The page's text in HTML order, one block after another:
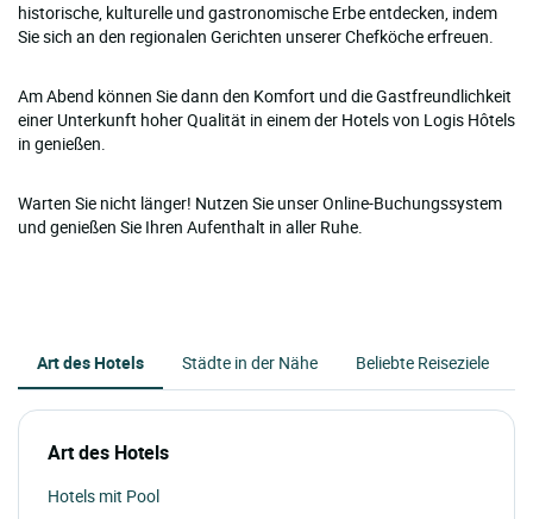
historische, kulturelle und gastronomische Erbe entdecken, indem
Sie sich an den regionalen Gerichten unserer Chefköche erfreuen.
Am Abend können Sie dann den Komfort und die Gastfreundlichkeit
einer Unterkunft hoher Qualität in einem der Hotels von Logis Hôtels
in genießen.
Warten Sie nicht länger! Nutzen Sie unser Online-Buchungssystem
und genießen Sie Ihren Aufenthalt in aller Ruhe.
Art des Hotels Städte in der Nähe Beliebte Reiseziele
Art des Hotels
Hotels mit Pool